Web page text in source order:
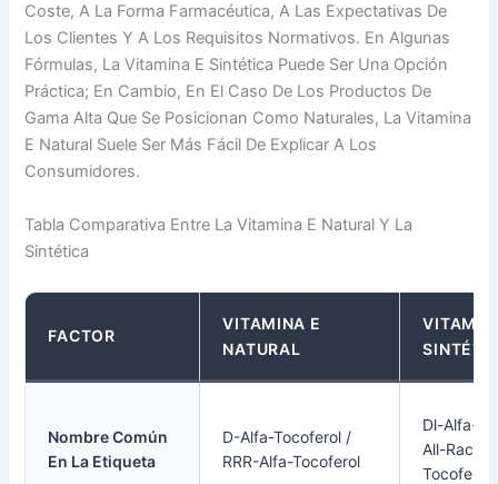
Coste, A La Forma Farmacéutica, A Las Expectativas De
Los Clientes Y A Los Requisitos Normativos. En Algunas
Fórmulas, La Vitamina E Sintética Puede Ser Una Opción
Práctica; En Cambio, En El Caso De Los Productos De
Gama Alta Que Se Posicionan Como Naturales, La Vitamina
E Natural Suele Ser Más Fácil De Explicar A Los
Consumidores.
Tabla Comparativa Entre La Vitamina E Natural Y La
Sintética
FACTOR
VITAMINA E
NATURAL
Nombre Común
En La Etiqueta
D-Alfa-Tocoferol /
RRR-Alfa-Tocoferol
Dl-Alfa-
All-Rac-
Tocoferol